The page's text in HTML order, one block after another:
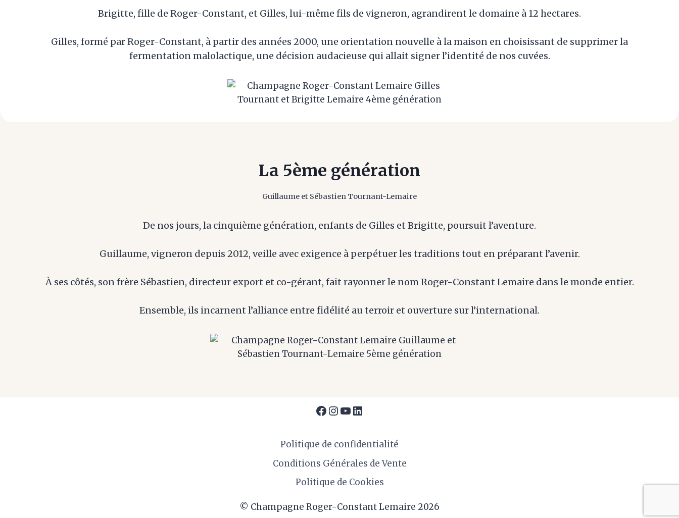
Brigitte, fille de Roger-Constant, et Gilles, lui-même fils de vigneron, agrandirent le domaine à 12 hectares.
Gilles, formé par Roger-Constant, à partir des années 2000, une orientation nouvelle à la maison en choisissant de supprimer la
fermentation malolactique, une décision audacieuse qui allait signer l’identité de nos cuvées.
La 5ème génération
Guillaume et Sébastien Tournant-Lemaire
De nos jours, la cinquième génération, enfants de Gilles et Brigitte, poursuit l’aventure.
Guillaume, vigneron depuis 2012, veille avec exigence à perpétuer les traditions tout en préparant l’avenir.
À ses côtés, son frère Sébastien, directeur export et co-gérant, fait rayonner le nom Roger-Constant Lemaire dans le monde entier.
Ensemble, ils incarnent l’alliance entre fidélité au terroir et ouverture sur l’international.
Facebook
Instagram
YouTube
LinkedIn
Politique de confidentialité
Conditions Générales de Vente
Politique de Cookies
© Champagne Roger-Constant Lemaire 2026